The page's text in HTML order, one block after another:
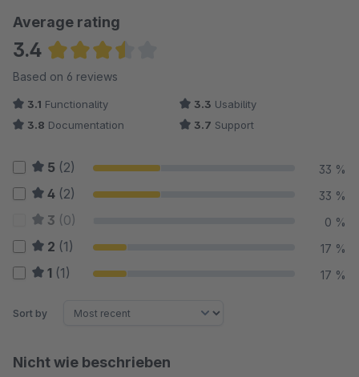
Average rating
3.4
Average rating of 3.42 out of 5 stars
Based on 6 reviews
3.1 Functionality 3.3 Usability
3.8 Documentation 3.7 Support
5 (2) 33 %
4 (2) 33 %
3 (0) 0 %
2 (1) 17 %
1 (1) 17 %
Sort by
Nicht wie beschrieben